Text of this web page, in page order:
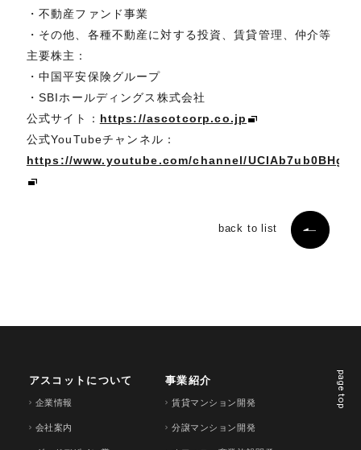
・不動産ファンド事業
・その他、各種不動産に対する投資、賃貸管理、仲介等
主要株主：
・中国平安保険グループ
・SBIホールディングス株式会社
公式サイト： https://ascotcorp.co.jp
公式YouTubeチャンネル：
https://www.youtube.com/channel/
back to list
page top
アスコットについて
企業情報
会社案内
事業紹介
賃貸マンション開発
分譲マンション開発